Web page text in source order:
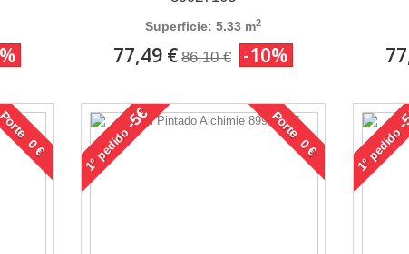
Superficie: 5.33 m2
77,49 € 86,10 € -10%
0 €
1°
pedido
-5€ Porte 0 €
1°
pedido
-